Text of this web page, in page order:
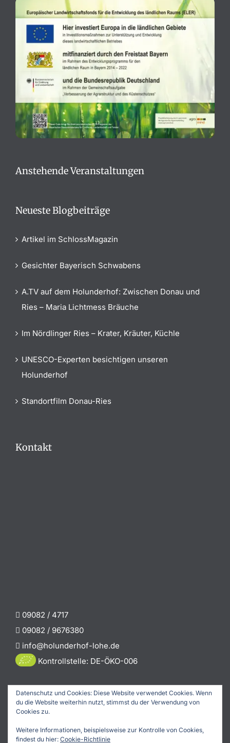
Anstehende Veranstaltungen
Neueste Blogbeiträge
Artikel im SchlossMagazin
Gesichter Bayerisch Schwabens
A.TV auf dem Holunderhof: Zwischen Donau und
Ries – Maria Lichtmess Bräuche
Im Nördlinger Ries – Krater, Kräuter, Küchle
UNESCO-Experten besichtigen unseren
Holunderhof
Standortfilm Donau-Ries
Kontakt
09082 / 4717
09082 / 9676380
info@holunderhof-lohe.de
Kontrollstelle: DE-ÖKO-006
© Copyright 2026 Holunderhof-Lohe |
Datenschutz und Cookies: Diese Website verwendet Cookies. Wenn
du die Website weiterhin nutzt, stimmst du der Verwendung von
Cookies zu.
Weitere Informationen, beispielsweise zur Kontrolle von Cookies,
findest du hier: Cookie-Richtlinie